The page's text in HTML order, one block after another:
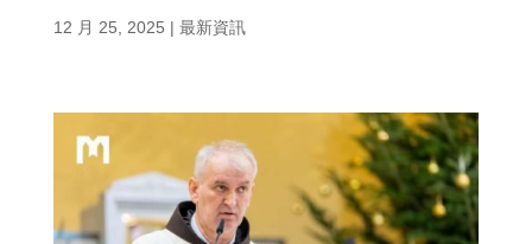
12 月 25, 2025 | 最新資訊